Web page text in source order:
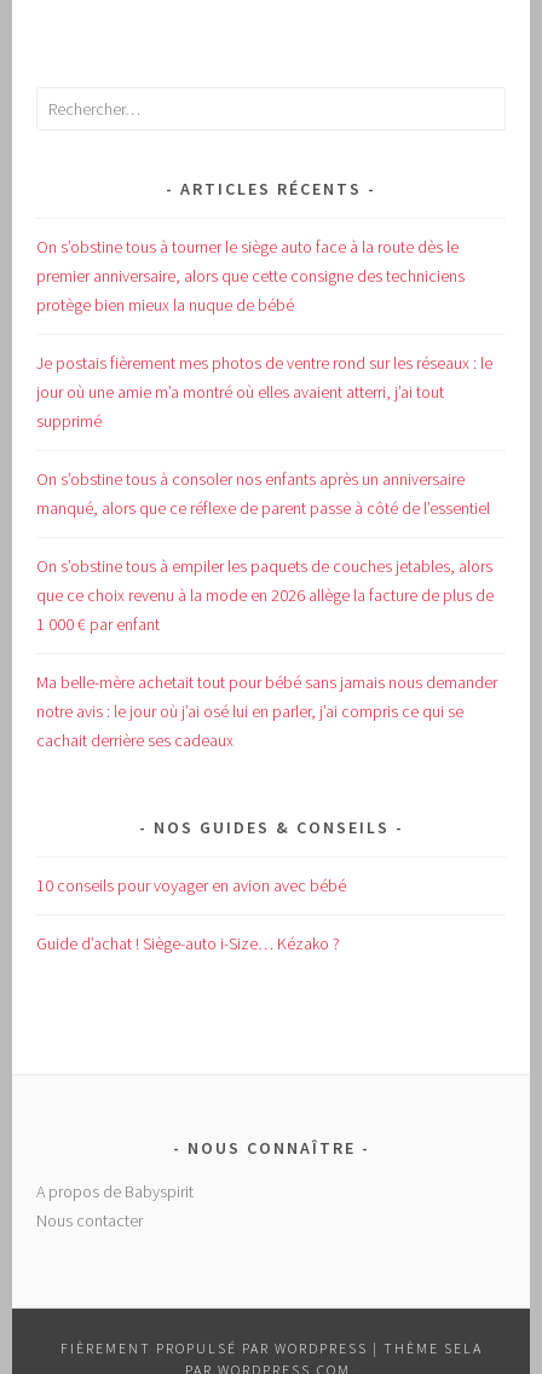
Rechercher :
ARTICLES RÉCENTS
On s’obstine tous à tourner le siège auto face à la route dès le
premier anniversaire, alors que cette consigne des techniciens
protège bien mieux la nuque de bébé
Je postais fièrement mes photos de ventre rond sur les réseaux : le
jour où une amie m’a montré où elles avaient atterri, j’ai tout
supprimé
On s’obstine tous à consoler nos enfants après un anniversaire
manqué, alors que ce réflexe de parent passe à côté de l’essentiel
On s’obstine tous à empiler les paquets de couches jetables, alors
que ce choix revenu à la mode en 2026 allège la facture de plus de
1 000 € par enfant
Ma belle-mère achetait tout pour bébé sans jamais nous demander
notre avis : le jour où j’ai osé lui en parler, j’ai compris ce qui se
cachait derrière ses cadeaux
NOS GUIDES & CONSEILS
10 conseils pour voyager en avion avec bébé
Guide d’achat !Siège-auto i-Size… Kézako ?
NOUS CONNAÎTRE
A propos de Babyspirit
Nous contacter
FIÈREMENT PROPULSÉ PAR WORDPRESS | THÈME SELA
PAR WORDPRESS.COM